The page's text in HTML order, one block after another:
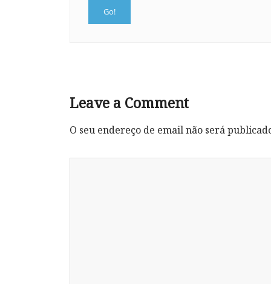
Leave a Comment
O seu endereço de email não será